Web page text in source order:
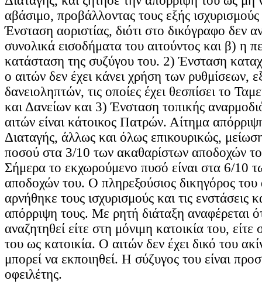
αβάσιμο, προβάλλοντας τους εξής
Ένσταση αοριστίας, διότι στο δικόγραφο δεν
συνολικά εισοδήματα του αιτούντος και β) η
κατάσταση της συζύγου του. 2) Ένσταση
ο αιτών δεν έχει κάνει χρήση των ρυθμίσεων,
δανειοληπτών, τις οποίες έχει θεσπίσει το
και Δανείων και 3) Ένσταση τοπικής
αιτών είναι κάτοικος Πατρών. Αίτημα
Διαταγής, άλλως και όλως επικουρικώς,
ποσού στα 3/10 των ακαθαρίστων αποδοχών
Σήμερα το εκχωρούμενο πυσό είναι στα 6/10
αποδοχών του. Ο πληρεξούσιος δικηγόρος του
αρνήθηκε τους ισχυρισμούς και τις ενστάσεις
απόρριψη τους. Με ρητή διάταξη αναφέρεται
αναζητηθεί είτε στη μόνιμη κατοικία του,
του ως κατοικία. Ο αιτών δεν έχει δικό του
μπορεί να εκποιηθεί. Η σύζυγος του είναι
οφειλέτης.